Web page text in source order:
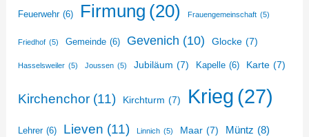
Feuerwehr (6) Firmung (20) Frauengemeinschaft (5)
Friedhof (5) Gemeinde (6) Gevenich (10) Glocke (7)
Hasselsweiler (5) Joussen (5) Jubiläum (7) Kapelle (6) Karte (7)
Kirchenchor (11) Kirchturm (7) Krieg (27)
Lehrer (6) Lieven (11) Linnich (5) Maar (7) Müntz (8)